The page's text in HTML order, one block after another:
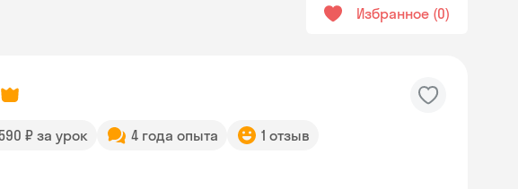
Избранное 0
₽ за урок 4 года опыта 1 отзыв